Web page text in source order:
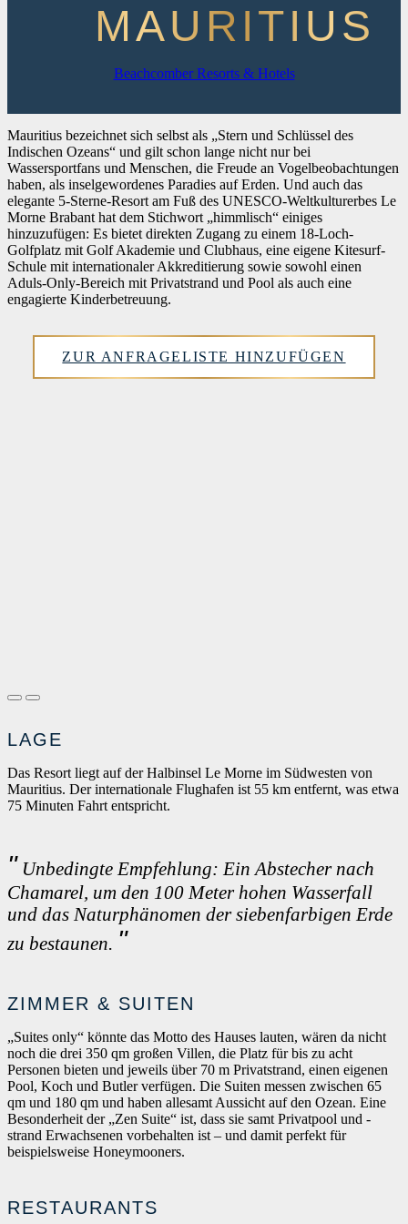
MAURITIUS
Beachcomber Resorts & Hotels
Mauritius bezeichnet sich selbst als „Stern und Schlüssel des
Indischen Ozeans“ und gilt schon lange nicht nur bei
Wassersportfans und Menschen, die Freude an Vogelbeobachtungen
haben, als inselgewordenes Paradies auf Erden. Und auch das
elegante 5-Sterne-Resort am Fuß des UNESCO-Weltkulturerbes Le
Morne Brabant hat dem Stichwort „himmlisch“ einiges
hinzuzufügen: Es bietet direkten Zugang zu einem 18-Loch-
Golfplatz mit Golf Akademie und Clubhaus, eine eigene Kitesurf-
Schule mit internationaler Akkreditierung sowie sowohl einen
Aduls-Only-Bereich mit Privatstrand und Pool als auch eine
engagierte Kinderbetreuung.
ZUR ANFRAGELISTE HINZUFÜGEN
LAGE
Das Resort liegt auf der Halbinsel Le Morne im Südwesten von
Mauritius. Der internationale Flughafen ist 55 km entfernt, was etwa
75 Minuten Fahrt entspricht.
Unbedingte Empfehlung: Ein Abstecher nach
Chamarel, um den 100 Meter hohen Wasserfall
und das Naturphänomen der siebenfarbigen Erde
zu bestaunen.
ZIMMER & SUITEN
„Suites only“ könnte das Motto des Hauses lauten, wären da nicht
noch die drei 350 qm großen Villen, die Platz für bis zu acht
Personen bieten und jeweils über 70 m Privatstrand, einen eigenen
Pool, Koch und Butler verfügen. Die Suiten messen zwischen 65
qm und 180 qm und haben allesamt Aussicht auf den Ozean. Eine
Besonderheit der „Zen Suite“ ist, dass sie samt Privatpool und -
strand Erwachsenen vorbehalten ist – und damit perfekt für
beispielsweise Honeymooners.
RESTAURANTS